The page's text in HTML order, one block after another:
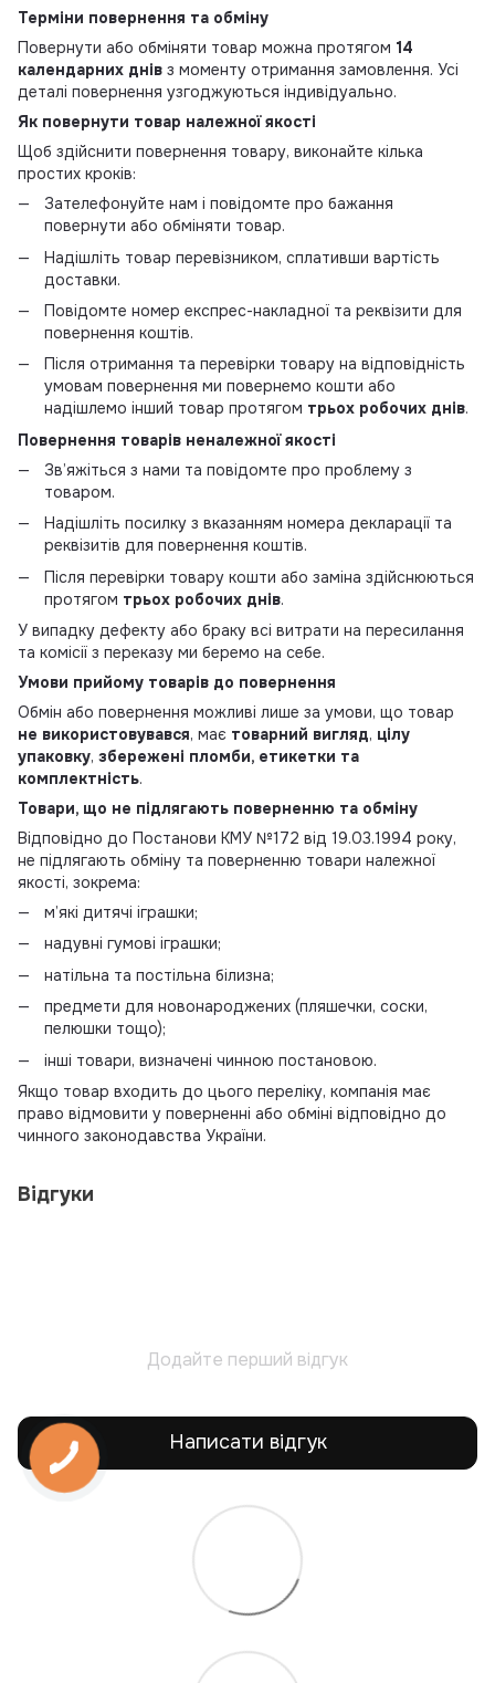
Терміни повернення та обміну
Повернути або обміняти товар можна протягом 14
календарних днів з моменту отримання замовлення. Усі
деталі повернення узгоджуються індивідуально.
Як повернути товар належної якості
Щоб здійснити повернення товару, виконайте кілька
простих кроків:
Зателефонуйте нам і повідомте про бажання
повернути або обміняти товар.
Надішліть товар перевізником, сплативши вартість
доставки.
Повідомте номер експрес-накладної та реквізити для
повернення коштів.
Після отримання та перевірки товару на відповідність
умовам повернення ми повернемо кошти або
надішлемо інший товар протягом трьох робочих днів.
Повернення товарів неналежної якості
Зв’яжіться з нами та повідомте про проблему з
товаром.
Надішліть посилку з вказанням номера декларації та
реквізитів для повернення коштів.
Після перевірки товару кошти або заміна здійснюються
протягом трьох робочих днів.
У випадку дефекту або браку всі витрати на пересилання
та комісії з переказу ми беремо на себе.
Умови прийому товарів до повернення
Обмін або повернення можливі лише за умови, що товар
не використовувався, має товарний вигляд, цілу
упаковку, збережені пломби, етикетки та
комплектність.
Товари, що не підлягають поверненню та обміну
Відповідно до Постанови КМУ №172 від 19.03.1994 року,
не підлягають обміну та поверненню товари належної
якості, зокрема:
м’які дитячі іграшки;
надувні гумові іграшки;
натільна та постільна білизна;
предмети для новонароджених (пляшечки, соски,
пелюшки тощо);
інші товари, визначені чинною постановою.
Якщо товар входить до цього переліку, компанія має
право відмовити у поверненні або обміні відповідно до
чинного законодавства України.
Відгуки
Додайте перший відгук
Написати відгук